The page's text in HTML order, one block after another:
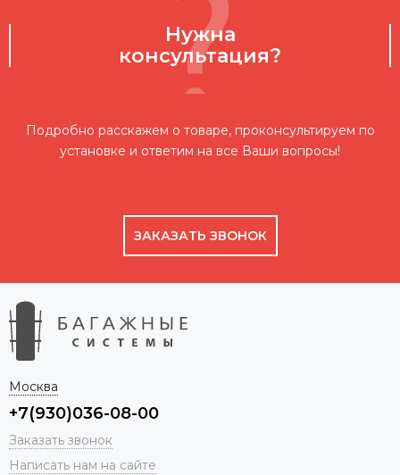
Нужна
консультация?
Подробно расскажем о товаре, проконсультируем по
установке и ответим на все Ваши вопросы!
ЗАКАЗАТЬ ЗВОНОК
Москва
+7(930)036-08-00
Заказать звонок
Написать нам на сайте